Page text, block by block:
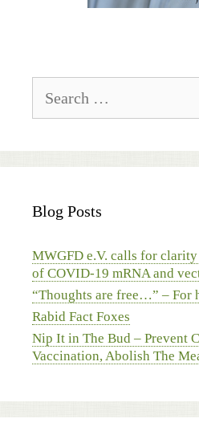
for:
Blog Posts
MWGFD e.V. calls for
of COVID-19 mRNA and
“Thoughts are free…” – For
Rabid Fact Foxes
Nip It in The Bud – Prevent
Vaccination, Abolish The